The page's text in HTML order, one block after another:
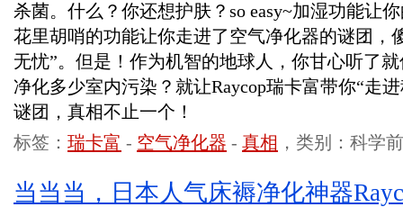
杀菌。什么？你还想护肤？so easy~加湿功能让
花里胡哨的功能让你走进了空气净化器的谜团，
无忧”。但是！作为机智的地球人，你甘心听了
净化多少室内污染？就让Raycop瑞卡富带你“走
谜团，真相不止一个！
标签： 瑞卡富 - 空气净化器 - 真相 ，类别：科学
当当当，日本人气床褥净化神器